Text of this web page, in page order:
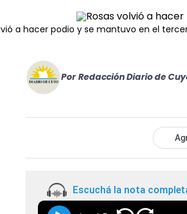
a hacer podio y se mantuvo en el
Por Redacción Diario de
Escuchá la nota